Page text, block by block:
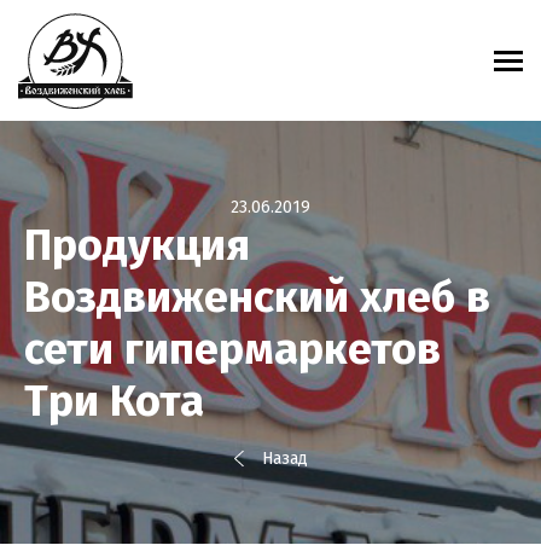
23.06.2019
Продукция
Воздвиженский хлеб в
сети гипермаркетов
Три Кота
Назад